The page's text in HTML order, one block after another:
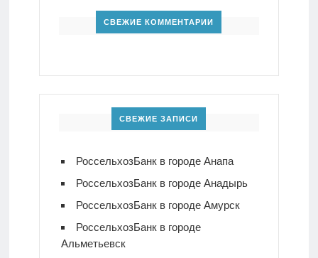
СВЕЖИЕ КОММЕНТАРИИ
СВЕЖИЕ ЗАПИСИ
РоссельхозБанк в городе Анапа
РоссельхозБанк в городе Анадырь
РоссельхозБанк в городе Амурск
РоссельхозБанк в городе
Альметьевск